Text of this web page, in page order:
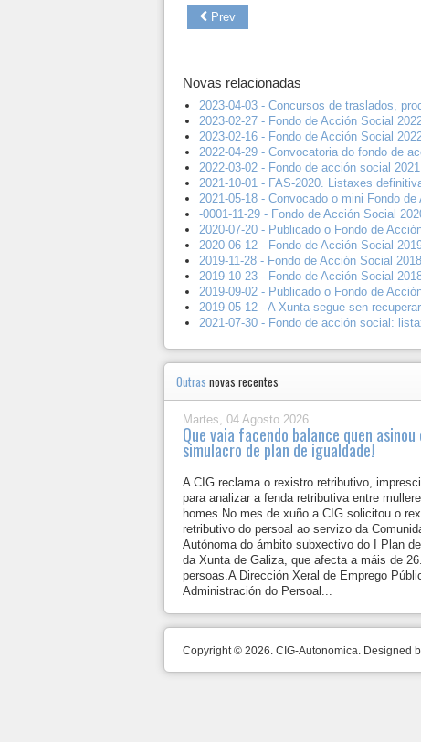
Prev
Novas relacionadas
2023-04-03 - Concursos de traslados,
2023-02-27 - Fondo de Acción Social
2023-02-16 - Fondo de Acción Social
2022-04-29 - Convocatoria do fondo de
2022-03-02 - Fondo de acción social
2021-10-01 - FAS-2020. Listaxes
2021-05-18 - Convocado o mini Fondo
-0001-11-29 - Fondo de Acción Social
2020-07-20 - Publicado o Fondo de
2020-06-12 - Fondo de Acción Social
2019-11-28 - Fondo de Acción Social
2019-10-23 - Fondo de Acción Social
2019-09-02 - Publicado o Fondo de
2019-05-12 - A Xunta segue sen
2021-07-30 - Fondo de acción social:
Outras novas recentes
Martes, 04 Agosto 2026
Que vaia facendo balance quen
simulacro de plan de igualdade!
A CIG reclama o rexistro retributivo,
para analizar a fenda retributiva entre
homes.No mes de xuño a CIG solicitou o
retributivo do persoal ao servizo da
Autónoma do ámbito subxectivo do I Plan
da Xunta de Galiza, que afecta a máis de
persoas.A Dirección Xeral de Emprego
Administración do Persoal...
Copyright © 2026. CIG-Autonomica. Designed